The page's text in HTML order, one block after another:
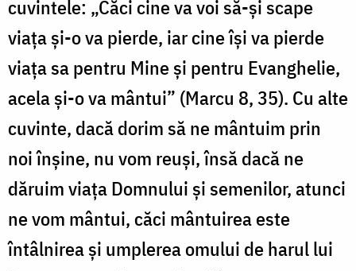
cuvintele: „Căci cine va voi să-și scape
viața și-o va pierde, iar cine își va pierde
viața sa pentru Mine și pentru Evanghelie,
acela și-o va mântui” (Marcu 8, 35). Cu alte
cuvinte, dacă dorim să ne mântuim prin
noi înșine, nu vom reuși, însă dacă ne
dăruim viața Domnului și semenilor, atunci
ne vom mântui, căci mântuirea este
întâlnirea și umplerea omului de harul lui